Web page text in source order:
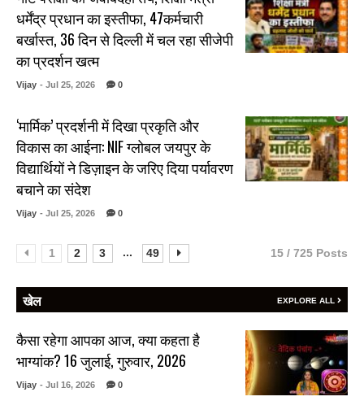
धर्मेंद्र प्रधान का इस्तीफा, 47कर्मचारी
बर्खास्त, 36 दिन से दिल्ली में चल रहा सीजेपी
का प्रदर्शन खत्म
Vijay - Jul 25, 2026 0
‘मार्मिक’ प्रदर्शनी में दिखा प्रकृति और
विकास का आईना: NIF ग्लोबल जयपुर के
विद्यार्थियों ने डिज़ाइन के जरिए दिया पर्यावरण
बचाने का संदेश
Vijay - Jul 25, 2026 0
1 2 3 ... 49 15 / 725 Posts
खेल EXPLORE ALL
कैसा रहेगा आपका आज, क्या कहता है
भाग्यांक? 16 जुलाई, गुरुवार, 2026
Vijay - Jul 16, 2026 0